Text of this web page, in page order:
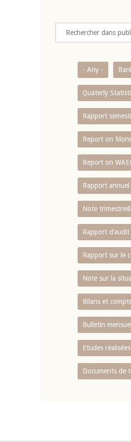
- Any -
Quaterly
Rapport
Report on
Report on
Rapport annuel
Note
Rapport
Rapport sur le
Note sur la
Bilans et
Bulletin
Etudes
Documents de